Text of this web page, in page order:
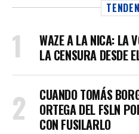
WAZE A LA NICA: LA
LA CENSURA DESDE
CUANDO TOMÁS
ORTEGA DEL FSLN
CON FUSILARLO